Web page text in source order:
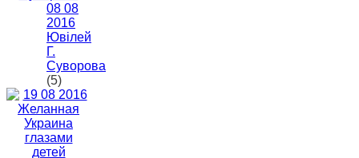
08 08
2016
Ювілей
Г.
Суворова
(5)